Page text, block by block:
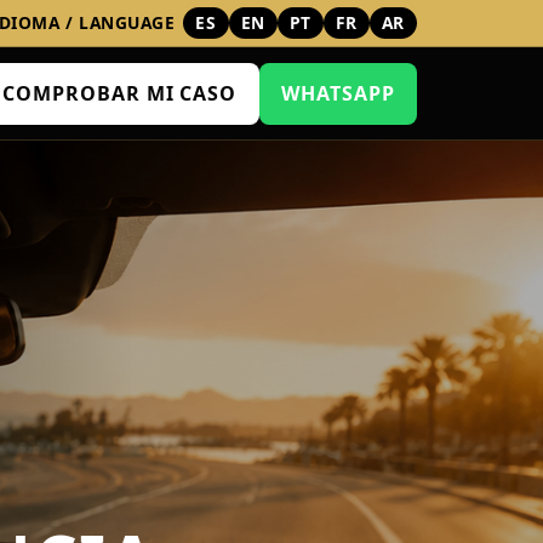
/ LANGUAGE ES EN PT FR AR
COMPROBAR MI CASO WHATSAPP